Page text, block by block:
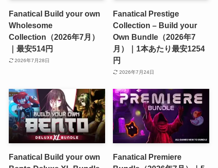
Fanatical Build your own
Wholesome
Collection（2026年7月）
｜最安514円
2026年7月28日
Fanatical Prestige
Collection – Build your
Own Bundle（2026年7
月）｜1本あたり最安1254
円
2026年7月24日
Fanatical Build your own
Fanatical Premiere